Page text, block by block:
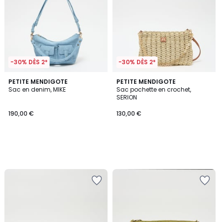
-30% DÈS 2*
PETITE MENDIGOTE
Sac en denim, MIKE
190,00 €
-30% DÈS 2*
PETITE MENDIGOTE
Sac pochette en crochet,
SERION
130,00 €